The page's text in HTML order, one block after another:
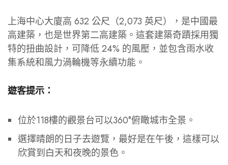
上海中心大廈高 632 公尺（2,073 英尺），是中國最
高建築，也是世界第二高建築。這套建築奇蹟採用獨
特的扭曲設計，可降低 24% 的風壓，並包含雨水收
集系統和風力渦輪機等永續功能。
遊客提示：
位於118樓的觀景台可以360°俯瞰城市全景。
選擇晴朗的日子去遊覽，最好是在午後，這樣可以
欣賞到白天和夜晚的景色。